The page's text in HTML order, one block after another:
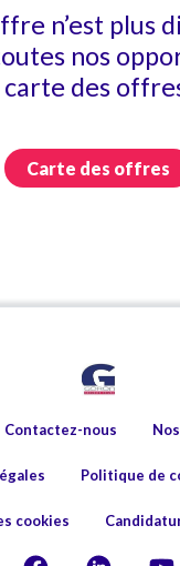
n’est plus
nos
carte des
Carte des offres
Contactez-nous
Politique de
cookies